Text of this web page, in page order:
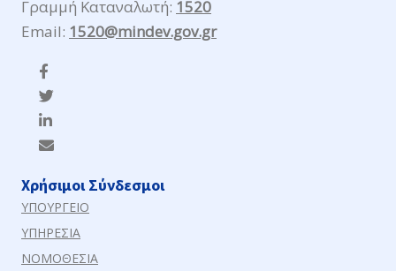
Γραμμή Καταναλωτή: 1520
Email: 1520@mindev.gov.gr
Χρήσιμοι Σύνδεσμοι
ΥΠΟΥΡΓΕΙΟ
ΥΠΗΡΕΣΙΑ
ΝΟΜΟΘΕΣΙΑ